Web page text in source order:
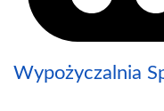
Wypożyczalnia